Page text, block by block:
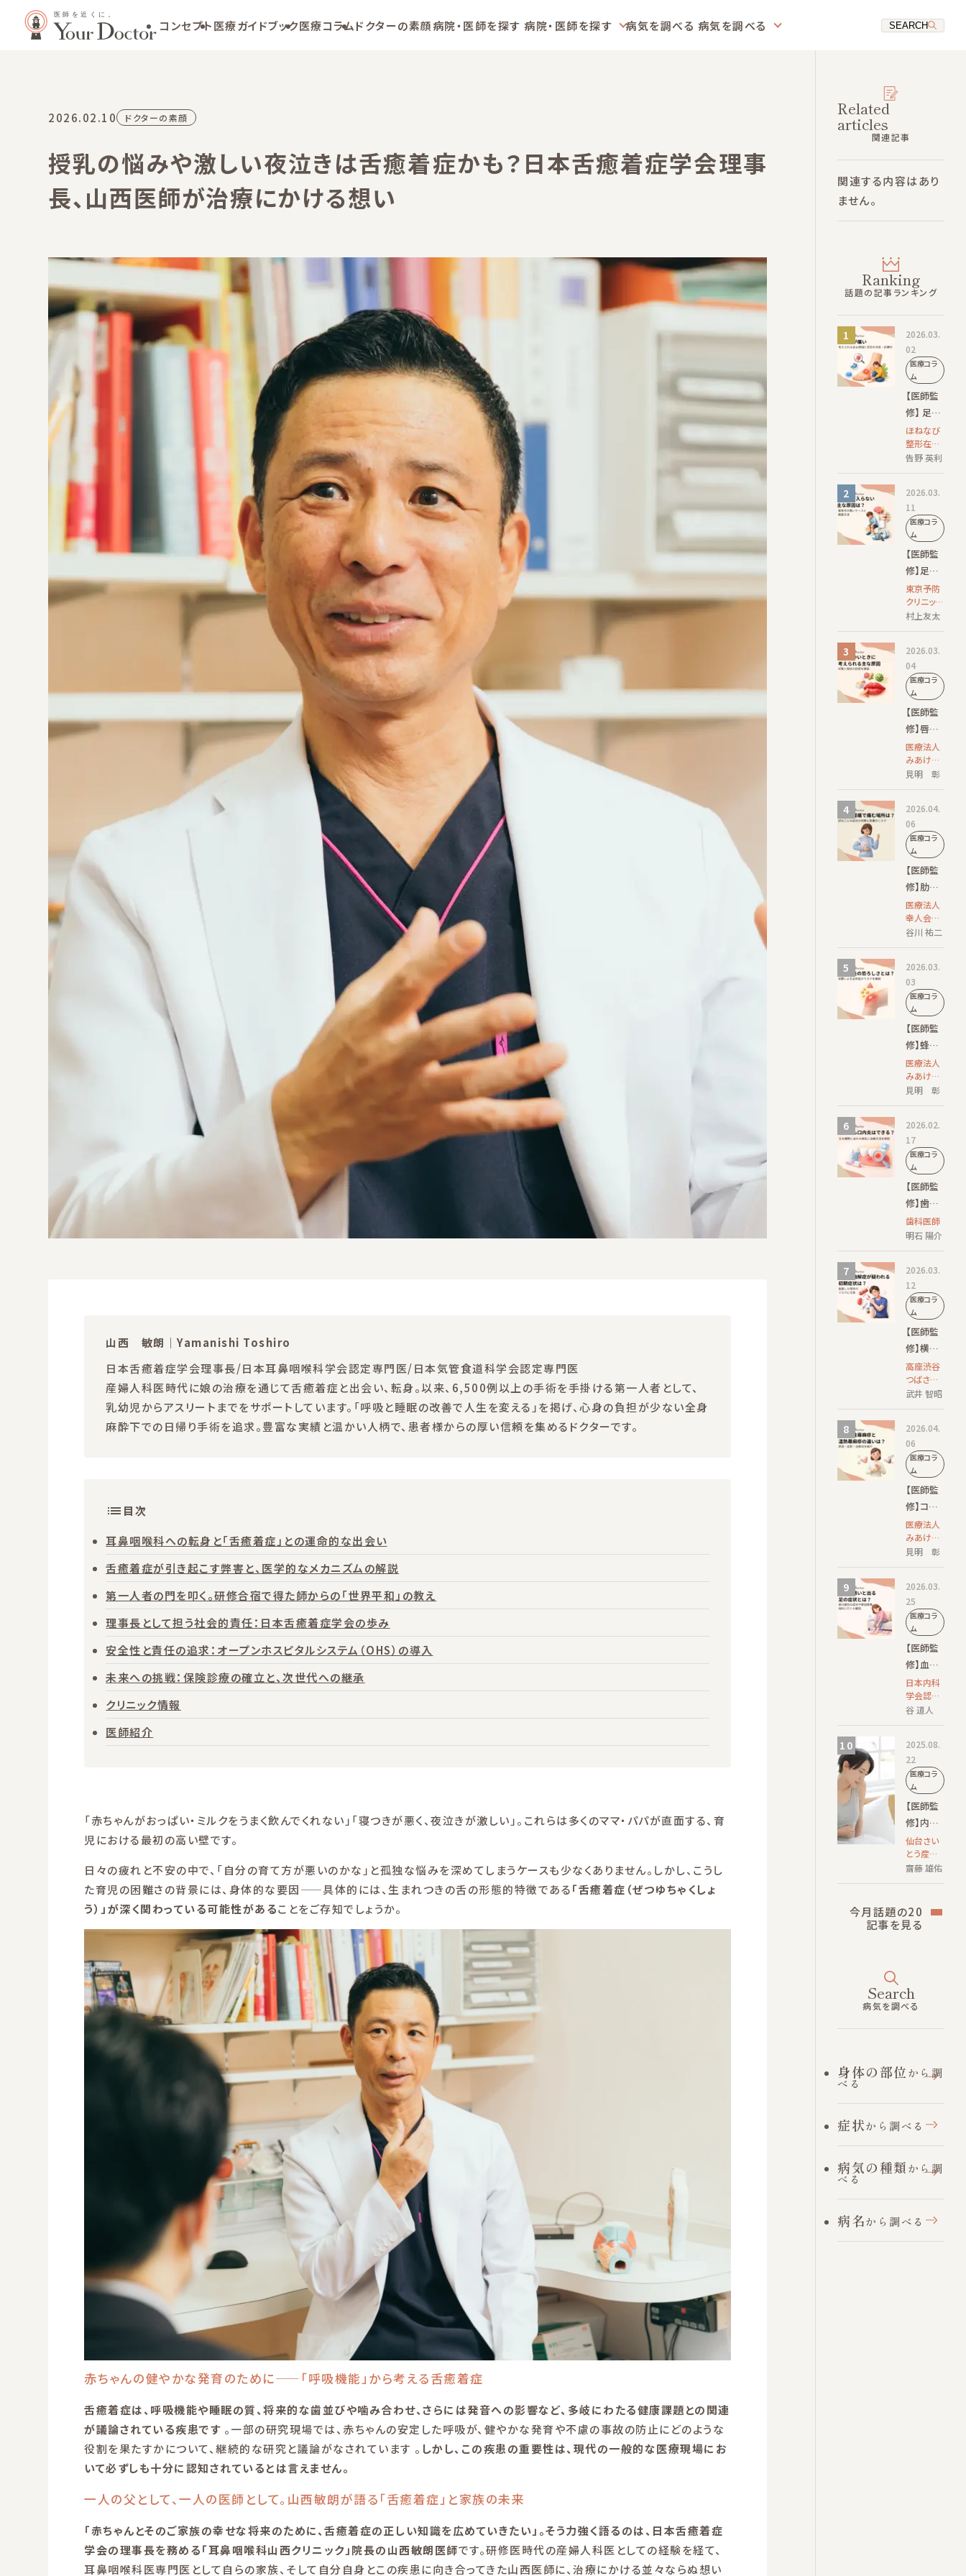
コンセプト医療ガイドブック医療コラムドクターの素顔病院・医師を探す 病院・医師を探す 病気を調べる 病気を調べる SEARCH
2026.02.10 ドクターの素顔
授乳の悩みや激しい夜泣きは舌癒着症かも？日本舌癒着症学会理事
長、山西医師が治療にかける想い
山西 敏朗｜Yamanishi Toshiro
日本舌癒着症学会理事長/日本耳鼻咽喉科学会認定専門医/日本気管食道科学会認定専門医
産婦人科医時代に娘の治療を通じて舌癒着症と出会い、転身。以来、6,500例以上の手術を手掛ける第一人者として、
乳幼児からアスリートまでをサポートしています。「呼吸と睡眠の改善で人生を変える」を掲げ、心身の負担が少ない全身
麻酔下での日帰り手術を追求。豊富な実績と温かい人柄で、患者様からの厚い信頼を集めるドクターです。
目次
耳鼻咽喉科への転身と「舌癒着症」との運命的な出会い
舌癒着症が引き起こす弊害と、医学的なメカニズムの解説
第一人者の門を叩く。研修合宿で得た師からの「世界平和」の教え
理事長として担う社会的責任：日本舌癒着症学会の歩み
安全性と責任の追求：オープンホスピタルシステム（OHS）の導入
未来への挑戦：保険診療の確立と、次世代への継承
クリニック情報
医師紹介
「赤ちゃんがおっぱい・ミルクをうまく飲んでくれない」「寝つきが悪く、夜泣きが激しい」。これらは多くのママ・パパが直面する、育
児における最初の高い壁です。
日々の疲れと不安の中で、「自分の育て方が悪いのかな」と孤独な悩みを深めてしまうケースも少なくありません。しかし、こうし
た育児の困難さの背景には、身体的な要因——具体的には、生まれつきの舌の形態的特徴である「舌癒着症（ぜつゆちゃくしょ
う）」が深く関わっている可能性があることをご存知でしょうか。
赤ちゃんの健やかな発育のために——「呼吸機能」から考える舌癒着症
舌癒着症は、呼吸機能や睡眠の質、将来的な歯並びや噛み合わせ、さらには発音への影響など、多岐にわたる健康課題との関連
が議論されている疾患です 。一部の研究現場では、赤ちゃんの安定した呼吸が、健やかな発育や不慮の事故の防止にどのような
役割を果たすかについて、継続的な研究と議論がなされています 。 しかし、この疾患の重要性は、現代の一般的な医療現場にお
いて必ずしも十分に認知されているとは言えません。
一人の父として、一人の医師として。山西敏朗が語る「舌癒着症」と家族の未来
「赤ちゃんとそのご家族の幸せな将来のために、舌癒着症の正しい知識を広めていきたい」。そう力強く語るのは、日本舌癒着症
学会の理事長を務める「耳鼻咽喉科山西クリニック」院長の山西敏朗医師です。研修医時代の産婦人科医としての経験を経て、
耳鼻咽喉科医専門医として自らの家族、そして自分自身とこの疾患に向き合ってきた山西医師に、治療にかける並々ならぬ想い
Related
articles
関連記事
関連する内容はあり
ません。
Ranking
話題の記事ランキング
2026.03.
02
医療コラ
ム
【医師監
修】 足の
甲が痛い
｜考えら
れる主な
原因と受
診の目
安・診療
科
ほねなび
整形在宅
クリニッ
告野 英利
2026.03.
11
医療コラ
ム
【医師監
修】足に
力が入ら
ない主な
原因は？
緊急性が
高いケー
スと検査
方法
東京予防
クリニッ
ク 院長
村上友太
2026.03.
04
医療コラ
ム
【医師監
修】唇が
かゆいと
きに考え
られる主
な原因｜
対策と受
診の目安
を解説
医療法人
みあけ皮
ふ科 院
認定 皮膚
科専門医
見明 彰
2026.04.
06
医療コラ
ム
【医師監
修】肋間
神経痛で
痛む場所
は？部位
ごとの症
状の特徴
と放置の
リスク
医療法人
幸人会
田島クリ
谷川 祐二
2026.03.
03
医療コラ
ム
【医師監
修】蜂窩
織炎の恐
ろしさと
は？放置
による合
併症のリ
スクを解
説
医療法人
みあけ皮
ふ科 院
認定 皮膚
科専門医
見明 彰
2026.02.
17
医療コラ
ム
【医師監
修】歯茎
にも口内
炎はでき
る？主な
種類とほ
かの病気
と治療方
法を解説
歯科医師
明石 陽介
2026.03.
12
医療コラ
ム
【医師監
修】横紋
筋融解症
が疑われ
る初期症
状は？放
置した場
合のリス
クに注意
高座渋谷
つばさク
リニック
武井 智昭
2026.04.
06
医療コラ
ム
【医師監
修】コリ
ン性蕁麻
疹と温熱
蕁麻疹の
違いは？
原因・症
状・治療
法を紹介
医療法人
みあけ皮
ふ科 院
認定 皮膚
科専門医
見明 彰
2026.03.
25
医療コラ
ム
【医師監
修】血流
が悪いと
出る足の
症状と
は？進行
度別の症
状や原因
疾患、何
科に行く
か解説
日本内科
学会認定
内科専門
会認定循
環器専門
医
谷 道人
2025.08.
22
医療コラ
ム
【医師監
修】内視
鏡検査後
の腹痛は
いつまで
続く？翌
日仕事に
行ける？
点
仙台さい
とう産業
医事務所
齋藤 雄佑
今月話題の20
記事を見る
Search
病気を調べる
身体の部位から調
べる
症状から調べる
病気の種類から調
べる
病名から調べる